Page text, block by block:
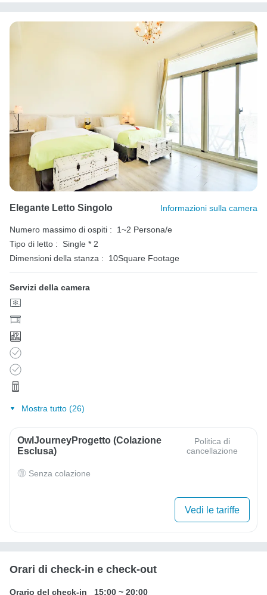
Elegante Letto Singolo Informazioni sulla camera
Numero massimo di ospiti :
1~2 Persona/e
Tipo di letto :
Single * 2
Dimensioni della stanza :
10Square Footage
Servizi della camera
Mostra tutto (26)
OwlJourneyProgetto (colazione
Esclusa)
Politica di
cancellazione
Senza colazione
Vedi le tariffe
Orari di check-in e check-out
Orario del check-in 15:00 ~ 20:00